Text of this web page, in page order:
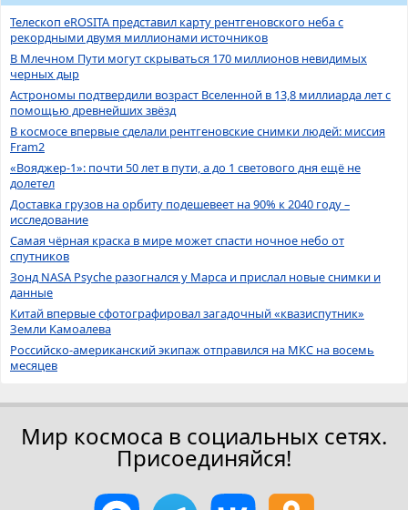
Телескоп eROSITA представил карту рентгеновского неба с
рекордными двумя миллионами источников
В Млечном Пути могут скрываться 170 миллионов невидимых
черных дыр
Астрономы подтвердили возраст Вселенной в 13,8 миллиарда лет с
помощью древнейших звёзд
В космосе впервые сделали рентгеновские снимки людей: миссия
Fram2
«Вояджер-1»: почти 50 лет в пути, а до 1 светового дня ещё не
долетел
Доставка грузов на орбиту подешевеет на 90% к 2040 году –
исследование
Самая чёрная краска в мире может спасти ночное небо от
спутников
Зонд NASA Psyche разогнался у Марса и прислал новые снимки и
данные
Китай впервые сфотографировал загадочный «квазиспутник»
Земли Камоалева
Российско-американский экипаж отправился на МКС на восемь
месяцев
Мир космоса в социальных сетях.
Присоединяйся!